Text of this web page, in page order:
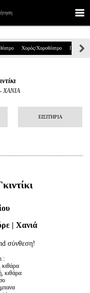
Χορός/Χοροθέατρο Παιδικά
ΧΑΝΙΑ
ΕΙΣΙΤΗΡΙΑ
| Χανιά
σύνθεση!
:
κιθάρα